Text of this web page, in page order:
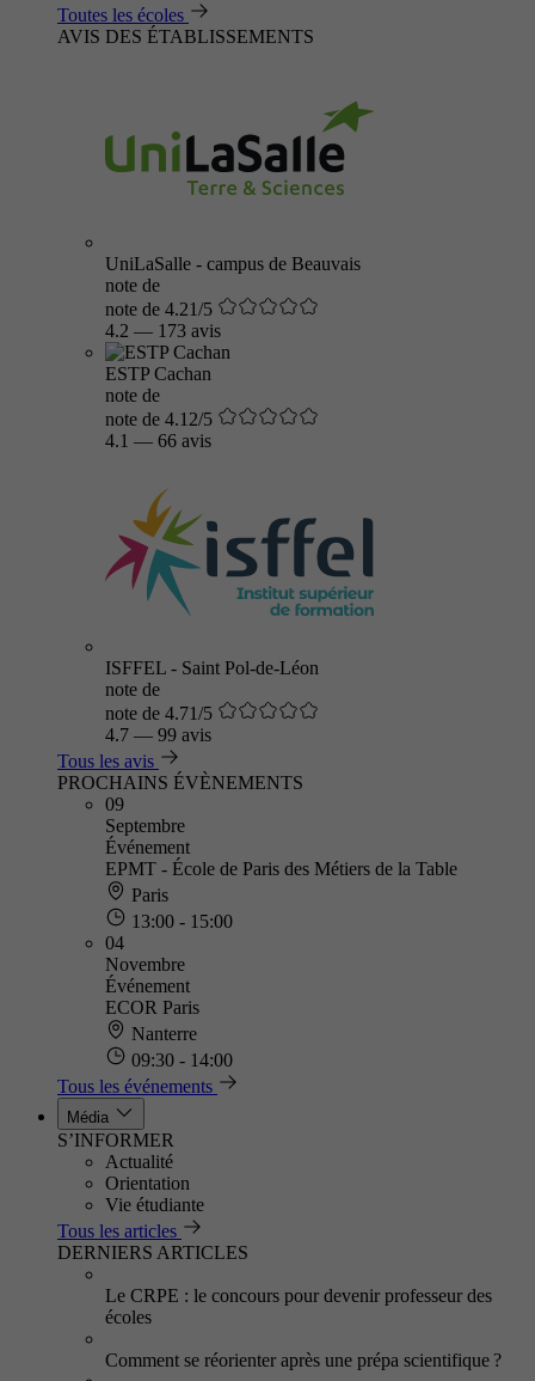
Toutes les écoles
AVIS DES ÉTABLISSEMENTS
UniLaSalle - campus de Beauvais
note de
note de 4.21/5
4.2 — 173 avis
ESTP Cachan
note de
note de 4.12/5
4.1 — 66 avis
ISFFEL - Saint Pol-de-Léon
note de
note de 4.71/5
4.7 — 99 avis
Tous les avis
PROCHAINS ÉVÈNEMENTS
09
Septembre
Événement
EPMT - École de Paris des Métiers de la Table
Paris
13:00 - 15:00
04
Novembre
Événement
ECOR Paris
Nanterre
09:30 - 14:00
Tous les événements
Média
S’INFORMER
Actualité
Orientation
Vie étudiante
Tous les articles
DERNIERS ARTICLES
Le CRPE : le concours pour devenir professeur des
écoles
Comment se réorienter après une prépa scientifique ?